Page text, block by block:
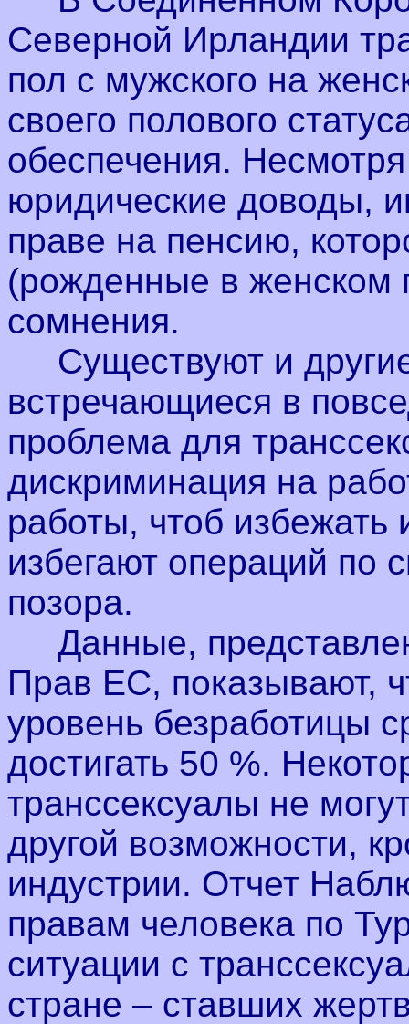
Северной Ирландии
пол с мужского на
своего полового
обеспечения.
юридические доводы,
праве на пенсию,
(рожденные в женском
сомнения.
Существуют и
встречающиеся в
проблема для
дискриминация на
работы, чтоб избежать
избегают операций по
позора.
Данные,
Прав ЕС, показывают,
уровень безработицы
достигать 50 %.
транссексуалы не
другой возможности,
индустрии. Отчет
правам человека по
ситуации с
стране – ставших